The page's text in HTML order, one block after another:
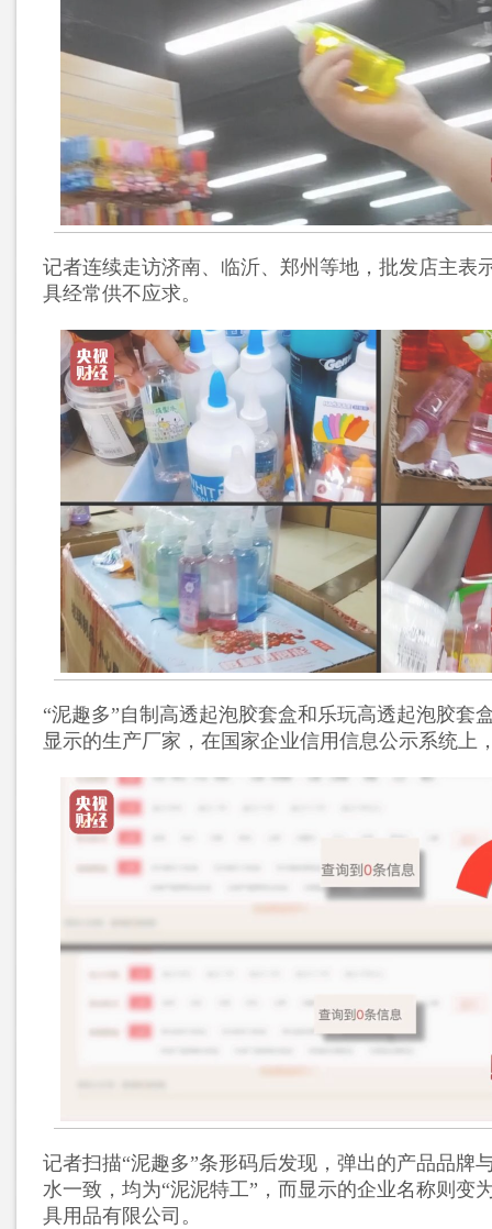
记者连续走访济南、临沂、郑州等地，批发店主表
具经常供不应求。
“泥趣多”自制高透起泡胶套盒和乐玩高透起泡胶套
显示的生产厂家，在国家企业信用信息公示系统上
记者扫描“泥趣多”条形码后发现，弹出的产品品牌
水一致，均为“泥泥特工”，而显示的企业名称则变
具用品有限公司。